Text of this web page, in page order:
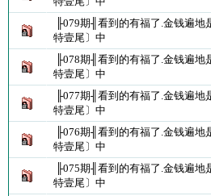
╟079期╢看到的有福了.金钱遍地
特壹尾〕中
╟078期╢看到的有福了.金钱遍地
特壹尾〕中
╟077期╢看到的有福了.金钱遍地
特壹尾〕中
╟076期╢看到的有福了.金钱遍地
特壹尾〕中
╟075期╢看到的有福了.金钱遍地
特壹尾〕中